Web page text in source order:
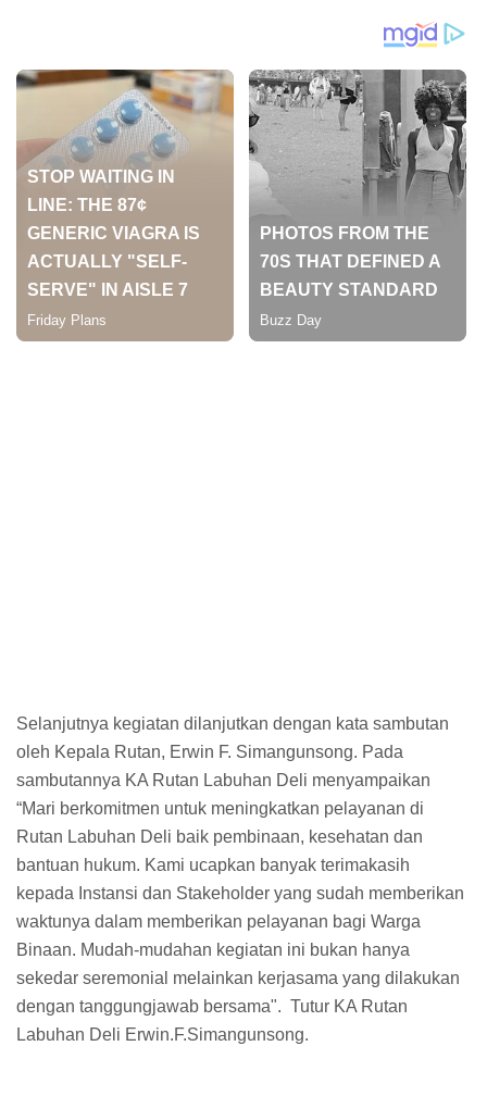
Selanjutnya kegiatan dilanjutkan dengan kata sambutan
oleh Kepala Rutan, Erwin F. Simangunsong. Pada
sambutannya KA Rutan Labuhan Deli menyampaikan
“Mari berkomitmen untuk meningkatkan pelayanan di
Rutan Labuhan Deli baik pembinaan, kesehatan dan
bantuan hukum. Kami ucapkan banyak terimakasih
kepada Instansi dan Stakeholder yang sudah memberikan
waktunya dalam memberikan pelayanan bagi Warga
Binaan. Mudah-mudahan kegiatan ini bukan hanya
sekedar seremonial melainkan kerjasama yang dilakukan
dengan tanggungjawab bersama". Tutur KA Rutan
Labuhan Deli Erwin.F.Simangunsong.